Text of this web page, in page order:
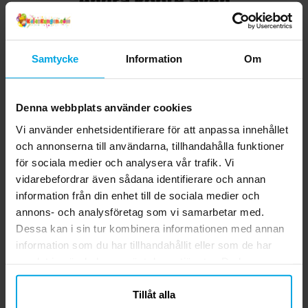
Samtycke Information Om
Denna webbplats använder cookies
Vi använder enhetsidentifierare för att anpassa innehållet
och annonserna till användarna, tillhandahålla funktioner
för sociala medier och analysera vår trafik. Vi
vidarebefordrar även sådana identifierare och annan
information från din enhet till de sociala medier och
annons- och analysföretag som vi samarbetar med.
Dessa kan i sin tur kombinera informationen med annan
information som du har tillhandahållit eller som de har
närsomhelst ändra ditt samtycke.
Tillåt alla
Diamantkonfetti -
Ljusblå 100-pack
25,00 kr
25,00 kr
KÖP
Flaggirlang - Lila 10
meter
29,00 kr
KÖP